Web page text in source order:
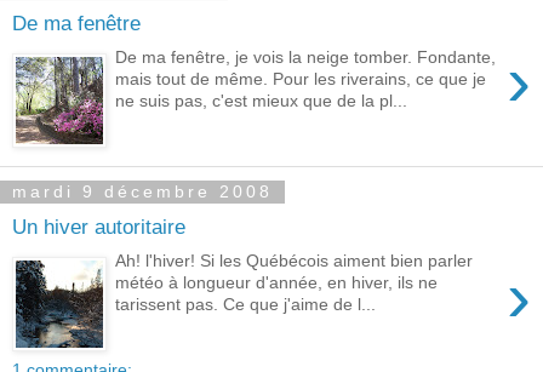
De ma fenêtre
›
De ma fenêtre, je vois la neige tomber. Fondante,
mais tout de même. Pour les riverains, ce que je
ne suis pas, c'est mieux que de la pl...
mardi 9 décembre 2008
Un hiver autoritaire
›
Ah! l'hiver! Si les Québécois aiment bien parler
météo à longueur d'année, en hiver, ils ne
tarissent pas. Ce que j'aime de l...